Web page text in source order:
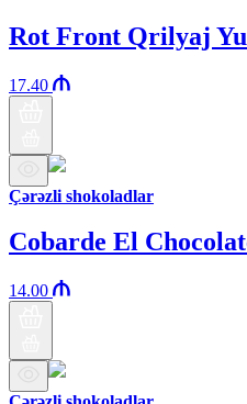
Rot Front Qrilyaj
17.40
Çərəzli shokoladlar
Cobarde El
14.00